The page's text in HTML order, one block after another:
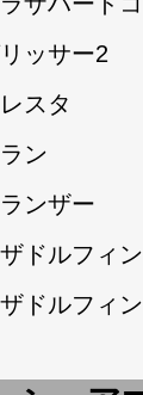
ッサー2
スタ
ン
ンザー
ドルフィン
ドルフィ